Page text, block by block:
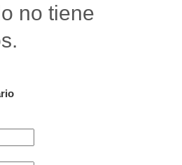
no tiene